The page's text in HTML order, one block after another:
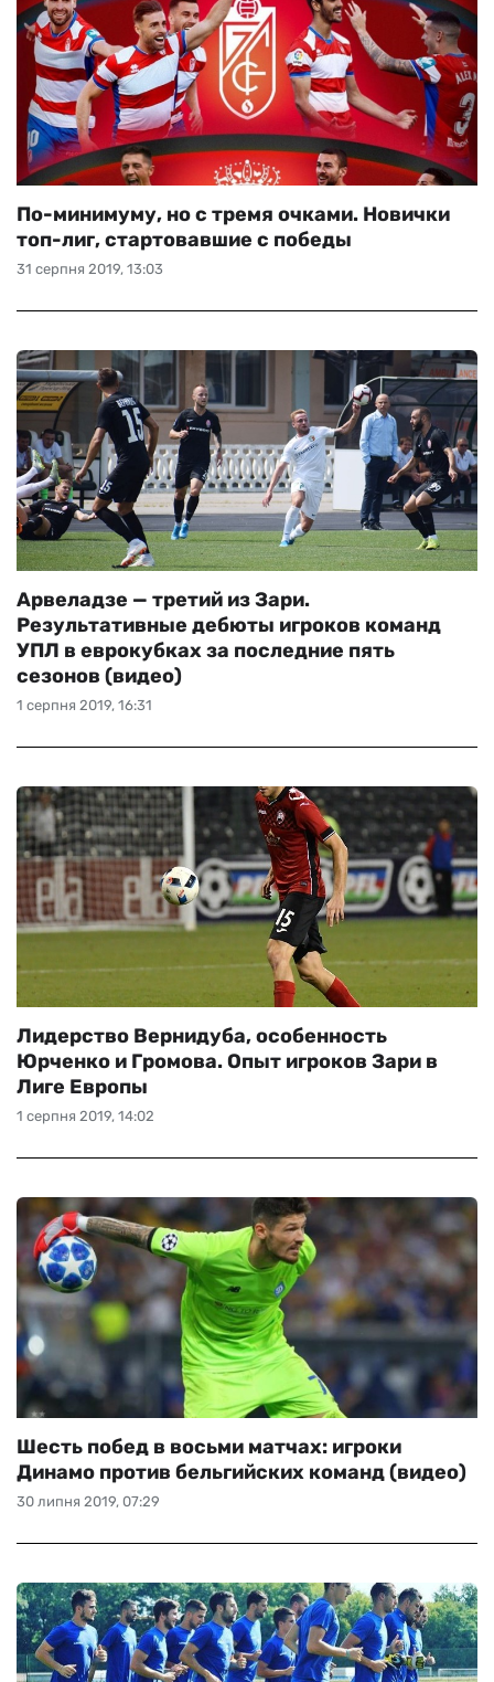
31 серпня 2019, 13:03
По-минимуму, но с тремя очками. Новички
топ-лиг, стартовавшие с победы
1 серпня 2019, 16:31
Арвеладзе — третий из Зари.
Результативные дебюты игроков команд
УПЛ в еврокубках за последние пять
сезонов (видео)
1 серпня 2019, 14:02
Лидерство Вернидуба, особенность
Юрченко и Громова. Опыт игроков Зари в
Лиге Европы
30 липня 2019, 07:29
Шесть побед в восьми матчах: игроки
Динамо против бельгийских команд (видео)